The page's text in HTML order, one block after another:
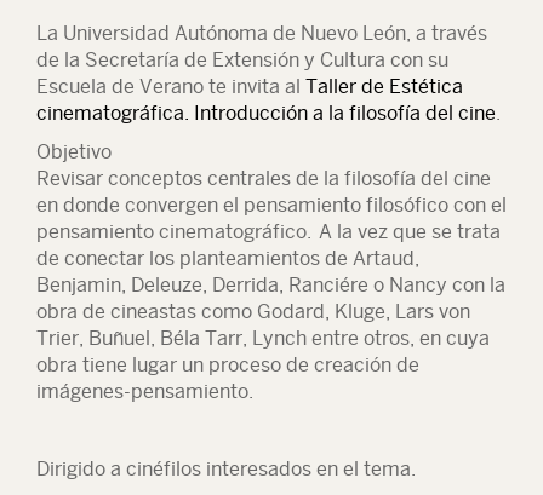
La Universidad Autónoma de Nuevo León, a través
de la Secretaría de Extensión y Cultura con su
Escuela de Verano te invita al Taller de Estética
cinematográfica. Introducción a la filosofía del cine.
Objetivo
Revisar conceptos centrales de la filosofía del cine
en donde convergen el pensamiento filosófico con el
pensamiento cinematográfico. A la vez que se trata
de conectar los planteamientos de Artaud,
Benjamin, Deleuze, Derrida, Ranciére o Nancy con la
obra de cineastas como Godard, Kluge, Lars von
Trier, Buñuel, Béla Tarr, Lynch entre otros, en cuya
obra tiene lugar un proceso de creación de
imágenes-pensamiento.
Dirigido a cinéfilos interesados en el tema.